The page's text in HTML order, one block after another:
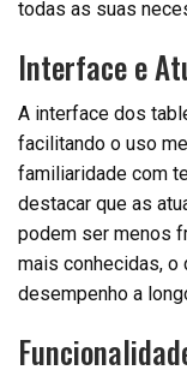
todas as suas
Interface e
A interface dos
facilitando o uso
familiaridade com
destacar que as
podem ser menos
mais conhecidas, o
desempenho a